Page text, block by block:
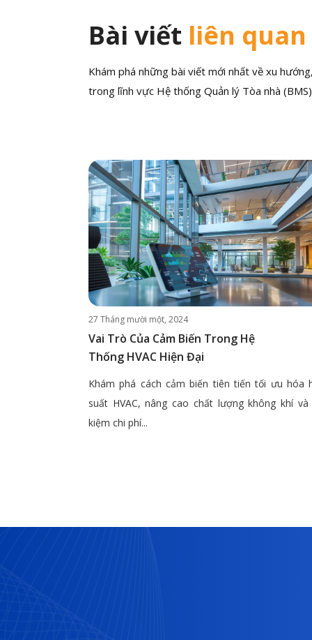
Bài viết liên quan
Khám phá những bài viết mới nhất về xu
trong lĩnh vực Hệ thống Quản lý Tòa nhà
27 Tháng mười một, 2024
Vai Trò Của Cảm Biến Trong Hệ
Thống HVAC Hiện Đại
Khám phá cách cảm biến tiên tiến tối ưu hóa
suất HVAC, nâng cao chất lượng không khí
kiệm chi phí...